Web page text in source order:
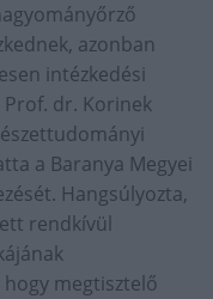
azonban
intézkedési
dr. Korinek
a Baranya Megyei
Hangsúlyozta,
rendkívül
megtisztelő